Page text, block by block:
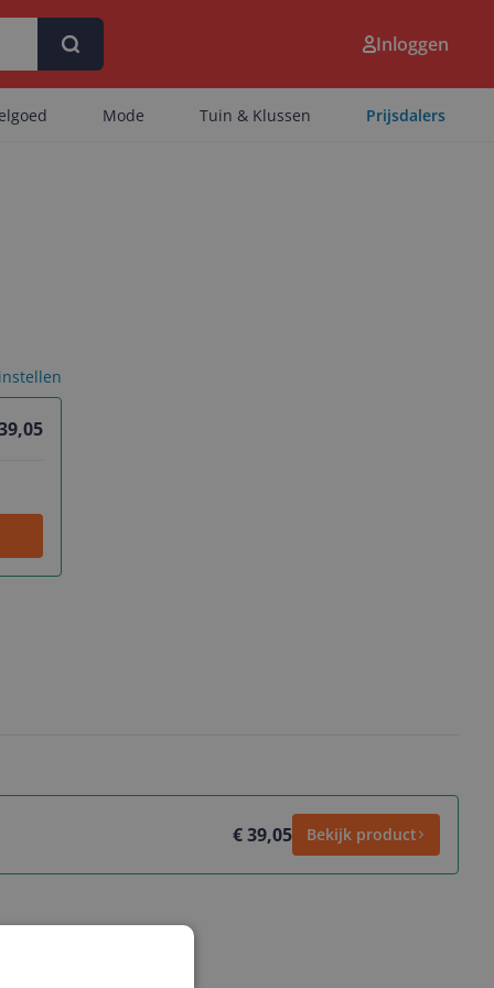
Inloggen
Mode Tuin & Klussen Prijsdalers
€ 39,05 Bekijk product